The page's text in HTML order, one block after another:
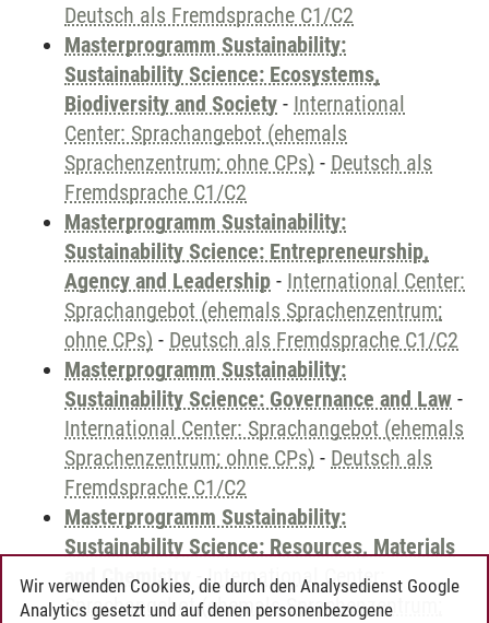
Deutsch als Fremdsprache C1/C2
Masterprogramm Sustainability:
Sustainability Science: Ecosystems,
Biodiversity and Society - International
Center: Sprachangebot (ehemals
Sprachenzentrum; ohne CPs) - Deutsch als
Fremdsprache C1/C2
Masterprogramm Sustainability:
Sustainability Science: Entrepreneurship,
Agency and Leadership - International Center:
Sprachangebot (ehemals Sprachenzentrum;
ohne CPs) - Deutsch als Fremdsprache C1/C2
Masterprogramm Sustainability:
Sustainability Science: Governance and Law -
International Center: Sprachangebot (ehemals
Sprachenzentrum; ohne CPs) - Deutsch als
Fremdsprache C1/C2
Masterprogramm Sustainability:
Sustainability Science: Resources, Materials
and Chemistry -International Center:
Sprachangebot (ehemals Sprachenzentrum;
Wir verwenden Cookies, die durch den Analysedienst Google
Analytics gesetzt und auf denen personenbezogene